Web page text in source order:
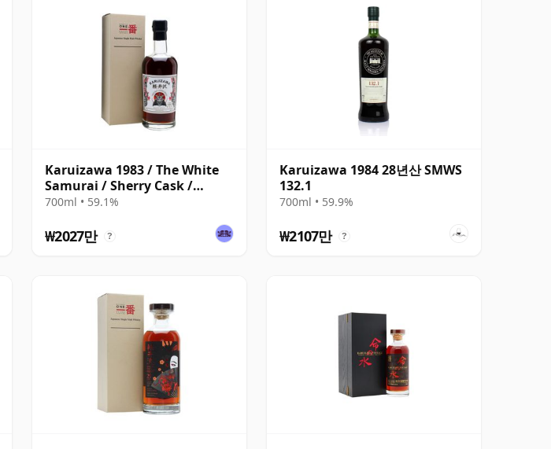
Karuizawa 1983 / The White
Samurai / Sherry Cask /
Bottled 2014
700ml • 59.1%
₩2027만 ?
Karuizawa 1984 28년산 SMWS
132.1
700ml • 59.9%
₩2107만 ?